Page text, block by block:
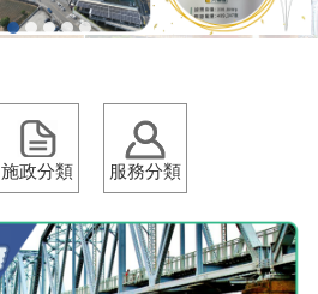
施政分類 服務分類